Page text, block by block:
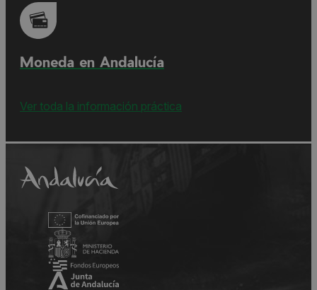
Moneda en Andalucía
Ver toda la información práctica